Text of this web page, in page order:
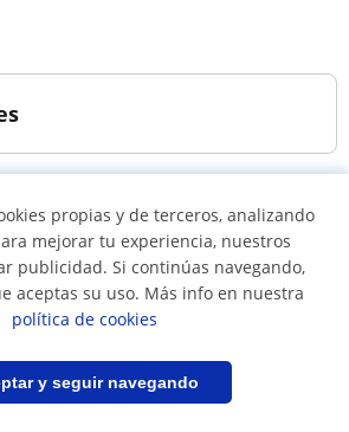
Clases de repaso en
general
propias y de terceros, analizando
mejorar tu experiencia, nuestros
publicidad. Si continúas navegando,
aceptas su uso. Más info en nuestra
política de cookies
y seguir navegando